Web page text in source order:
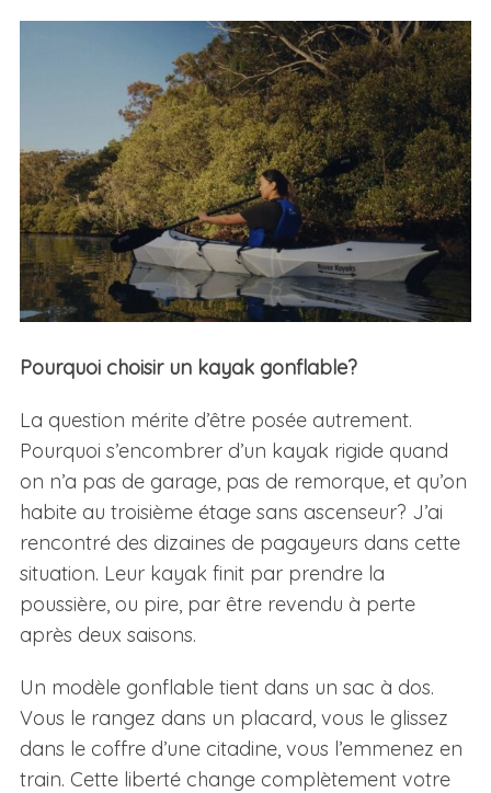
Pourquoi choisir un kayak gonflable?
La question mérite d’être posée autrement.
Pourquoi s’encombrer d’un kayak rigide quand
on n’a pas de garage, pas de remorque, et qu’on
habite au troisième étage sans ascenseur? J’ai
rencontré des dizaines de pagayeurs dans cette
situation. Leur kayak finit par prendre la
poussière, ou pire, par être revendu à perte
après deux saisons.
Un modèle gonflable tient dans un sac à dos.
Vous le rangez dans un placard, vous le glissez
dans le coffre d’une citadine, vous l’emmenez en
train. Cette liberté change complètement votre